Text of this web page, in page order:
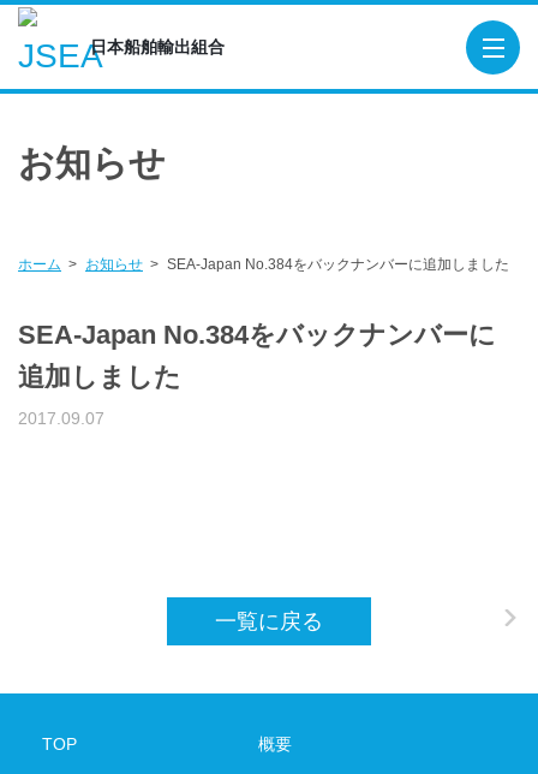
日本船舶輸出組合
貿易保険
デジタルプラットフォーム
お問い合
お知らせ
ホーム お知らせ SEA-Japan No.384をバックナンバーに追加しました
SEA-Japan No.384をバックナンバーに
追加しました
2017.09.07
一覧に戻る
TOP 概要